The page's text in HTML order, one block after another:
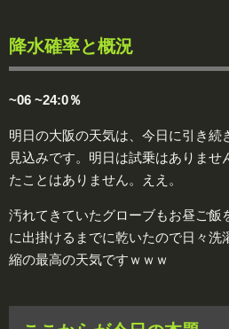
降水確率と概況
~06 ~24:0％
明日の大阪の天気は、今日に引き続
見込みです。明日は試乗はありませ
たことはありません。ええ。
汚れてきていたグローブもお昼ご飯
に出掛けるまでに乾いたので日々洗
縮の最高の天気ですｗｗｗ